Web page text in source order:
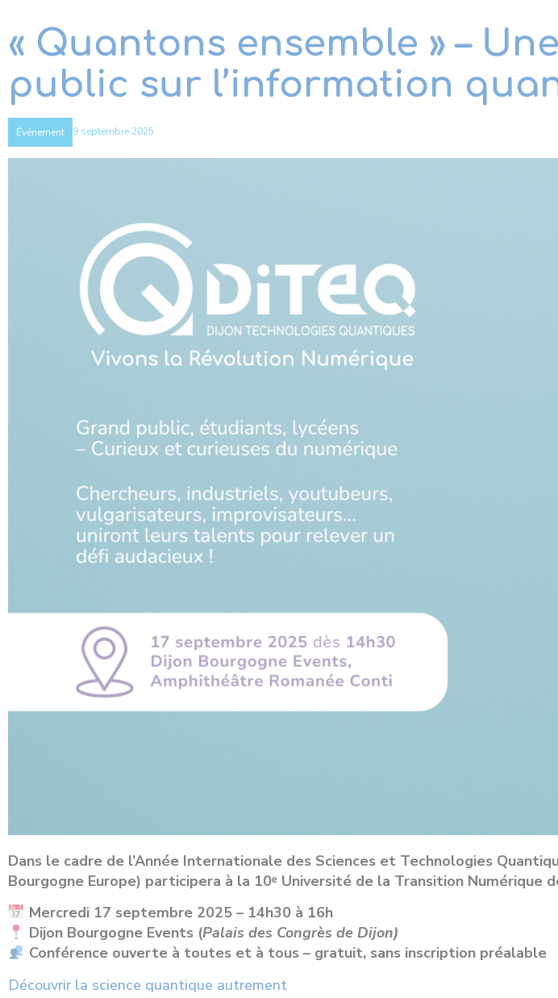
« Quantons ensemble » –
public sur l’information
Événement 9 septembre 2025
Dans le cadre de l’Année Internationale des Sciences et Technologies
Bourgogne Europe) participera à la 10ᵉ Université de la Transition Numérique
Mercredi 17 septembre 2025 – 14h30 à 16h
Dijon Bourgogne Events (Palais des Congrès de Dijon)
Conférence ouverte à toutes et à tous – gratuit, sans inscription préalable
Découvrir la science quantique autrement